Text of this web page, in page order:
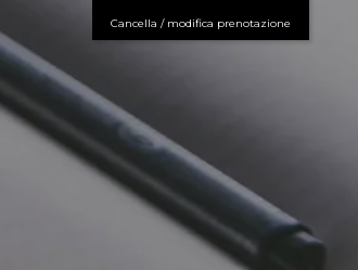
Cancella / modifica prenotazione